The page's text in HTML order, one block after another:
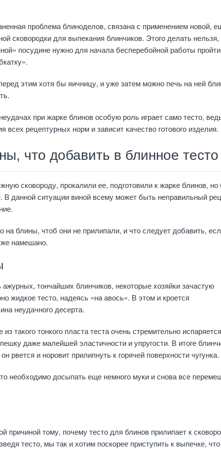
проблема блиноделов, связана с применением новой,
сковородки для выпекания блинчиков. Этого делать нельзя,
посудине нужно для начала бесперебойной работы пройти
этим хотя бы яичницу, и уже затем можно печь на ней
при жарке блинов особую роль играет само тесто,
всех рецептурных норм и зависит качество готового изделия.
что добавить в блинное тесто
сковороду, прокалили ее, подготовили к жарке блинов,
В данной ситуации виной всему может быть неправильный
на блины, чтоб они не прилипали, и что следует добавить,
намешано.
тончайших блинчиков, некоторые хозяйки зачастую
жидкое тесто, надеясь «на авось». В этом и кроется
неудачного десерта.
такого тонкого пласта теста очень стремительно испаряется
даже малейшей эластичности и упругости. В итоге
рвется и норовит прилипнуть к горячей поверхности чугунка.
необходимо досыпать еще немного муки и снова все
причиной тому, почему тесто для блинов прилипает к
тесто, мы так и хотим поскорее приступить к выпечке,